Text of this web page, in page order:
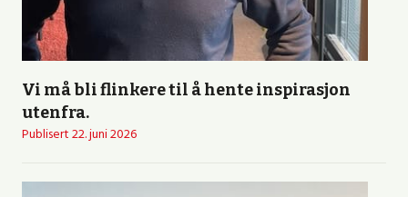
Vi må bli flinkere til å hente inspirasjon
utenfra.
Publisert22. juni 2026